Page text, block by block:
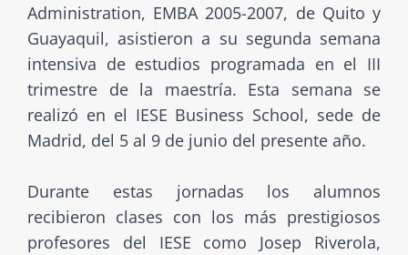
Administration, EMBA 2005-2007, de Quito y
Guayaquil, asistieron a su segunda semana
intensiva de estudios programada en el III
trimestre de la maestría. Esta semana se
realizó en el IESE Business School, sede de
Madrid, del 5 al 9 de junio del presente año.
Durante estas jornadas los alumnos
recibieron clases con los más prestigiosos
profesores del IESE como Josep Riverola,